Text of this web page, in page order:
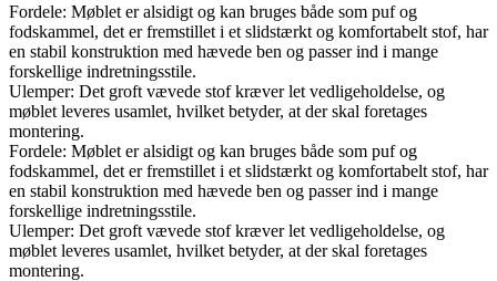
Fordele: Møblet er alsidigt og kan bruges både som puf og
fodskammel, det er fremstillet i et slidstærkt og komfortabelt stof, har
en stabil konstruktion med hævede ben og passer ind i mange
forskellige indretningsstile.
Ulemper: Det groft vævede stof kræver let vedligeholdelse, og
møblet leveres usamlet, hvilket betyder, at der skal foretages
montering.
Fordele: Møblet er alsidigt og kan bruges både som puf og
fodskammel, det er fremstillet i et slidstærkt og komfortabelt stof, har
en stabil konstruktion med hævede ben og passer ind i mange
forskellige indretningsstile.
Ulemper: Det groft vævede stof kræver let vedligeholdelse, og
møblet leveres usamlet, hvilket betyder, at der skal foretages
montering.